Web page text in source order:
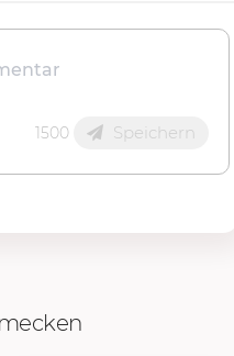
1500 Speichern